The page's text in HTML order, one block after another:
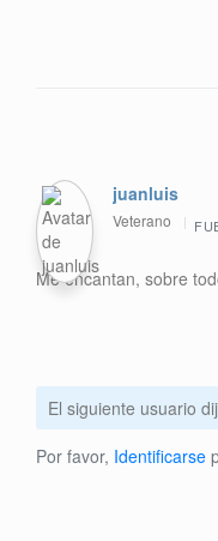
juanluis
Veterano
Me encantan, sobre
El siguiente usuario
Por favor, Identificarse